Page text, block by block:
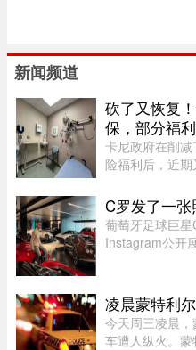
新闻频道
砍了又恢复
保，部分福
卡尼政府在削
险福利后，近
预算承诺削减资
获得省或地区
C罗发了一
葡萄牙足球巨
Instagram公开
Royce、
凌晨蒙特利
今天周三凌晨
车遭人纵火。